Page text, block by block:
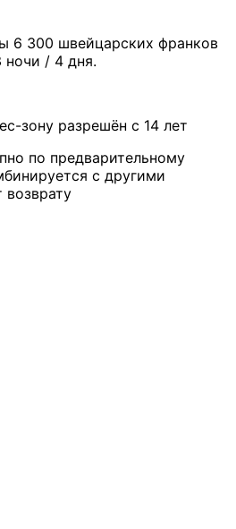
6 300 швейцарских франков
ночи / 4 дня.
зону разрешён с 14 лет
по предварительному
с другими